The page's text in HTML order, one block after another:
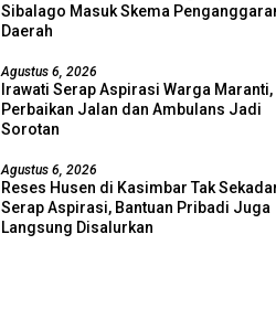
Sibalago Masuk Skema
Daerah
Agustus 6, 2026
Irawati Serap Aspirasi Warga Maranti,
Perbaikan Jalan dan Ambulans Jadi
Sorotan
Agustus 6, 2026
Reses Husen di Kasimbar Tak
Serap Aspirasi, Bantuan Pribadi Juga
Langsung Disalurkan